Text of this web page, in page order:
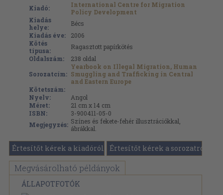
Kiadó:
International Centre for Migration
Policy Development
Kiadás
helye:
Bécs
Kiadás éve:
2006
Kötés
típusa:
Ragasztott papírkötés
Oldalszám:
238 oldal
Sorozatcím:
Yearbook on Illegal Migration, Human
Smuggling and Trafficking in Central
and Eastern Europe
Kötetszám:
Nyelv:
Angol
Méret:
21 cm x 14 cm
ISBN:
3-900411-05-0
Megjegyzés: Színes és fekete-fehér illusztrációkkal,
ábrákkal.
Értesítőt kérek a kiadóról Értesítőt kérek a sorozatról
Megvásárolható példányok
ÁLLAPOTFOTÓK